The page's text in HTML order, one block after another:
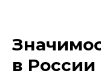
в России